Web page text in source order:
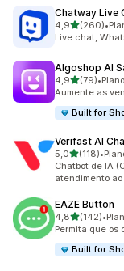
Chatway Live
4,9de 5(260)
260 avaliações
•
Live chat,
Algoshop AI
4,9de 5 estrelas
(79)
79 avaliações
•
Aumente as
Built for
Verifast AI
5,0de 5(118)
118 avaliações
•
Chatbot de IA
atendimento
EAZE Button
4,8de 5(142)
142 avaliações
•
Permita que os
Built for